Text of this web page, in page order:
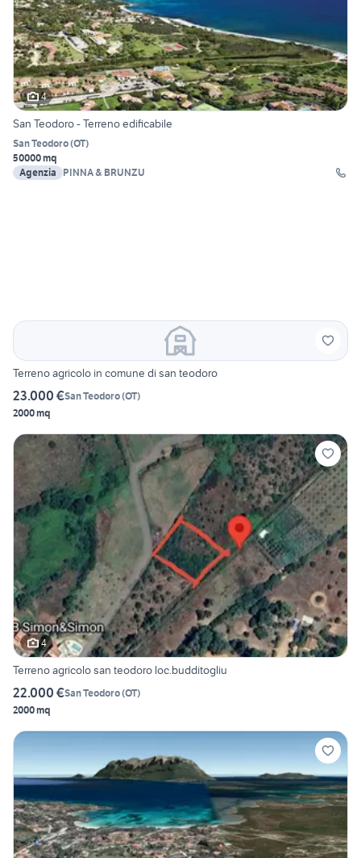
4
San Teodoro - Terreno edificabile
San Teodoro(OT)
50000 mq
Agenzia
PINNA & BRUNZU
Terreno agricolo in comune di san teodoro
23.000 €San Teodoro(OT)
2000 mq
4
Terreno agricolo san teodoro loc.budditogliu
22.000 €San Teodoro(OT)
2000 mq